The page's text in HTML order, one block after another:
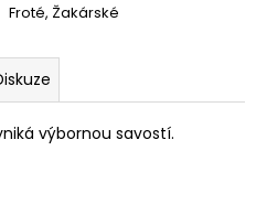
Froté, Žakárské
výbornou savostí.